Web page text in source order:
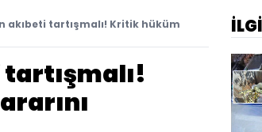
akıbeti tartışmalı! Kritik hüküm